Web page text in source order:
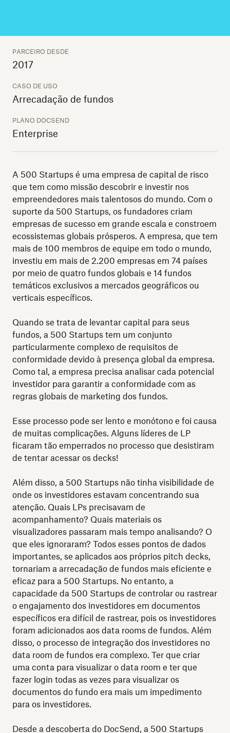
PARCEIRO DESDE
2017
CASO DE USO
Arrecadação de fundos
PLANO DOCSEND
Enterprise
A 500 Startups é uma empresa de capital de risco
que tem como missão descobrir e investir nos
empreendedores mais talentosos do mundo. Com o
suporte da 500 Startups, os fundadores criam
empresas de sucesso em grande escala e constroem
ecossistemas globais prósperos. A empresa, que tem
mais de 100 membros de equipe em todo o mundo,
investiu em mais de 2.200 empresas em 74 países
por meio de quatro fundos globais e 14 fundos
temáticos exclusivos a mercados geográficos ou
verticais específicos.
Quando se trata de levantar capital para seus
fundos, a 500 Startups tem um conjunto
particularmente complexo de requisitos de
conformidade devido à presença global da empresa.
Como tal, a empresa precisa analisar cada potencial
investidor para garantir a conformidade com as
regras globais de marketing dos fundos.
Esse processo pode ser lento e monótono e foi causa
de muitas complicações. Alguns líderes de LP
ficaram tão emperrados no processo que desistiram
de tentar acessar os decks!
Além disso, a 500 Startups não tinha visibilidade de
onde os investidores estavam concentrando sua
atenção. Quais LPs precisavam de
acompanhamento? Quais materiais os
visualizadores passaram mais tempo analisando? O
que eles ignoraram? Todos esses pontos de dados
importantes, se aplicados aos próprios pitch decks,
tornariam a arrecadação de fundos mais eficiente e
eficaz para a 500 Startups. No entanto, a
capacidade da 500 Startups de controlar ou rastrear
o engajamento dos investidores em documentos
específicos era difícil de rastrear, pois os investidores
foram adicionados aos data rooms de fundos. Além
disso, o processo de integração dos investidores no
data room de fundos era complexo. Ter que criar
uma conta para visualizar o data room e ter que
fazer login todas as vezes para visualizar os
documentos do fundo era mais um impedimento
para os investidores.
Desde a descoberta do DocSend, a 500 Startups